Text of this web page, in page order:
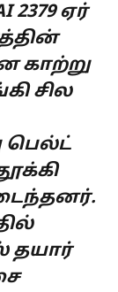
ஏர்
காற்று
சில
பெல்ட்
தயார்